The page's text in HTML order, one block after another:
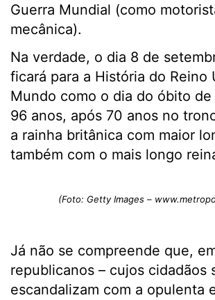
Guerra Mundial (como
mecânica).
Na verdade, o dia 8 de
ficará para a História do Reino
Mundo como o dia do óbito de
96 anos, após 70 anos no
a rainha britânica com maior
também com o mais longo
(Foto: Getty Images –
Já não se compreende que,
republicanos – cujos cidadãos
escandalizam com a opulenta